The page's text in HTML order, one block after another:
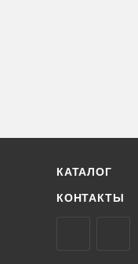
КАТАЛОГ
КОНТАКТЫ